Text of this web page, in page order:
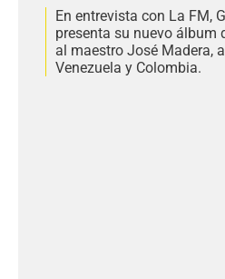
En entrevista con La FM,
presenta su nuevo álbum
al maestro José Madera,
Venezuela y Colombia.